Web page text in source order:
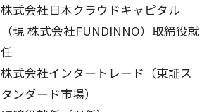
株式会社日本クラウドキャピタル
（現 株式会社FUNDINNO）取締役就
任
株式会社インタートレード（東証ス
タンダード市場）